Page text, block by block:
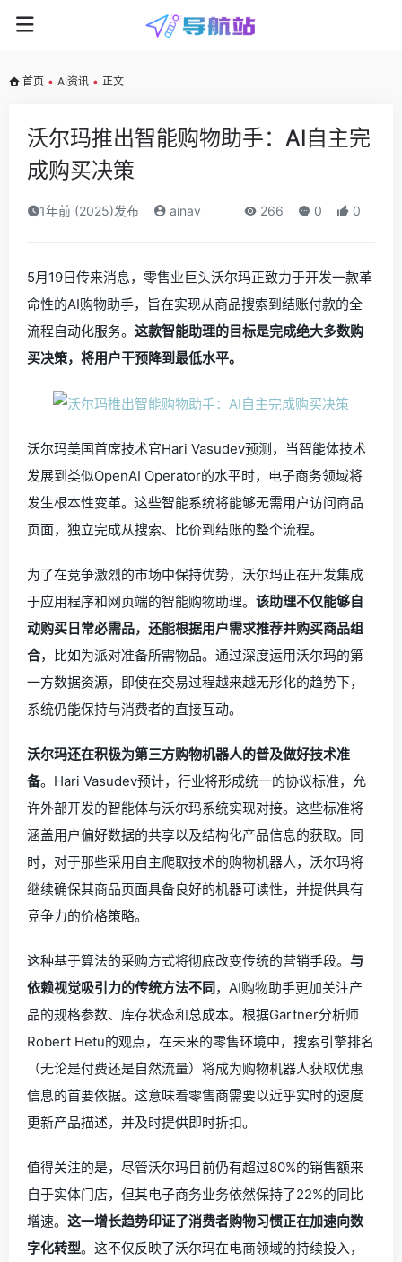
首页 • AI资讯 • 正文
沃尔玛推出智能购物助手：AI自主完
成购买决策
1年前 (2025)发布 ainav 266 0 0
5月19日传来消息，零售业巨头沃尔玛正致力于开发一款革
命性的AI购物助手，旨在实现从商品搜索到结账付款的全
流程自动化服务。 这款智能助理的目标是完成绝大多数购
买决策，将用户干预降到最低水平。
沃尔玛美国首席技术官Hari Vasudev预测，当智能体技术
发展到类似OpenAI Operator的水平时，电子商务领域将
发生根本性变革。这些智能系统将能够无需用户访问商品
页面，独立完成从搜索、比价到结账的整个流程。
为了在竞争激烈的市场中保持优势，沃尔玛正在开发集成
于应用程序和网页端的智能购物助理。 该助理不仅能够自
动购买日常必需品，还能根据用户需求推荐并购买商品组
合，比如为派对准备所需物品。通过深度运用沃尔玛的第
一方数据资源，即使在交易过程越来越无形化的趋势下，
系统仍能保持与消费者的直接互动。
沃尔玛还在积极为第三方购物机器人的普及做好技术准
备。Hari Vasudev预计，行业将形成统一的协议标准，允
许外部开发的智能体与沃尔玛系统实现对接。这些标准将
涵盖用户偏好数据的共享以及结构化产品信息的获取。同
时，对于那些采用自主爬取技术的购物机器人，沃尔玛将
继续确保其商品页面具备良好的机器可读性，并提供具有
竞争力的价格策略。
这种基于算法的采购方式将彻底改变传统的营销手段。 与
依赖视觉吸引力的传统方法不同，AI购物助手更加关注产
品的规格参数、库存状态和总成本。根据Gartner分析师
Robert Hetu的观点，在未来的零售环境中，搜索引擎排名
（无论是付费还是自然流量）将成为购物机器人获取优惠
信息的首要依据。这意味着零售商需要以近乎实时的速度
更新产品描述，并及时提供即时折扣。
值得关注的是，尽管沃尔玛目前仍有超过80%的销售额来
自于实体门店，但其电子商务业务依然保持了22%的同比
增速。 这一增长趋势印证了消费者购物习惯正在加速向数
字化转型。这不仅反映了沃尔玛在电商领域的持续投入，